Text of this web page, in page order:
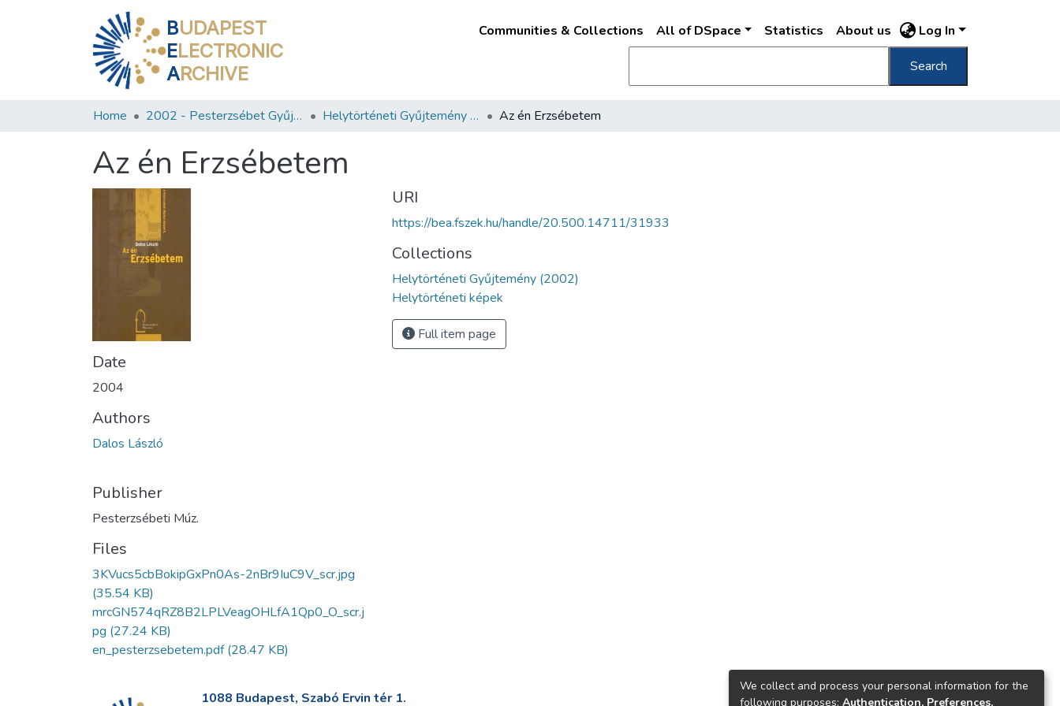
BUDAPEST
ELECTRONIC
ARCHIVE
Communities & Collections All of DSpace Statistics About us Log In
Search
Home 2002 - Pesterzsébet Gyűjtemény Helytörténeti Gyűjtemény (2002) Az én Erzsébetem
Az én Erzsébetem
Date
2004
Authors
Dalos László
Publisher
Pesterzsébeti Múz.
Files
3KVucs5cbBokipGxPn0As-2nBr9IuC9V_scr.jpg
(35.54 KB)
mrcGN574qRZ8B2LPLVeagOHLfA1Qp0_O_scr.j
pg (27.24 KB)
en_pesterzsebetem.pdf(28.47 KB)
URI
https://bea.fszek.hu/handle/20.500.14711/31933
Collections
Helytörténeti Gyűjtemény (2002)
Helytörténeti képek
Full item page
1088 Budapest, Szabó Ervin tér 1.
We collect and process your personal information for the
following purposes: Authentication, Preferences,